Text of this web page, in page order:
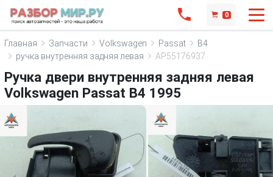
0
Главная Запчасти Volkswagen Passat
B4
ручка внутренняя задняя левая
AP55176937
Ручка двери внутренняя задняя левая
Volkswagen Passat B4 1995